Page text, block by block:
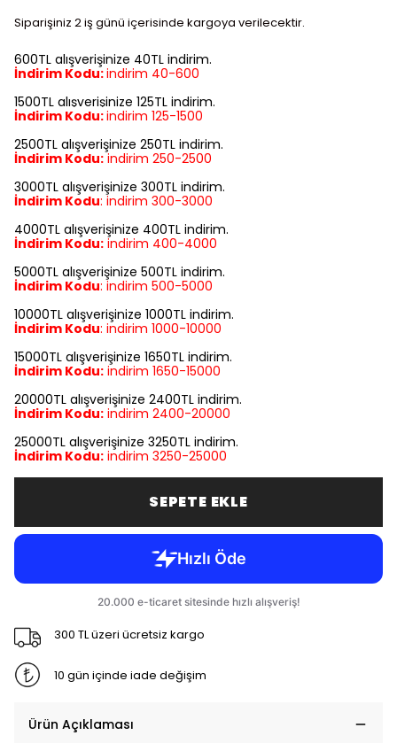
Siparişiniz 2 iş günü içerisinde kargoya verilecektir.
600TL alışverişinize 40TL indirim.
İndirim Kodu:indirim 40-600
1500TL alışverişinize 125TL indirim.
İndirim Kodu:indirim 125-1500
2500TL alışverişinize 250TL indirim.
İndirim Kodu: indirim 250-2500
3000TL alışverişinize 300TL indirim.
İndirim Kodu: indirim 300-3000
4000TL alışverişinize 400TL indirim.
İndirim Kodu: indirim 400-4000
5000TL alışverişinize 500TL indirim.
İndirim Kodu: indirim 500-5000
10000TL alışverişinize 1000TL indirim.
İndirim Kodu: indirim 1000-10000
15000TL alışverişinize 1650TL indirim.
İndirim Kodu: indirim 1650-15000
20000TL alışverişinize 2400TL indirim.
İndirim Kodu: indirim 2400-20000
25000TL alışverişinize 3250TL indirim.
İndirim Kodu: indirim 3250-25000
SEPETE EKLE
300 TL üzeri ücretsiz kargo
10 gün içinde iade değişim
Ürün Açıklaması